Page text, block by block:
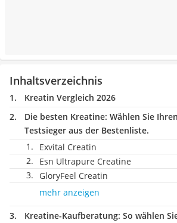
Inhaltsverzeichnis
Kreatin Vergleich 2026
Die besten Kreatine: Wählen Sie
Testsieger aus der Bestenliste.
Exvital Creatin
Esn Ultrapure Creatine
GloryFeel Creatin
mehr anzeigen
Kreatine-Kaufberatung: So wählen